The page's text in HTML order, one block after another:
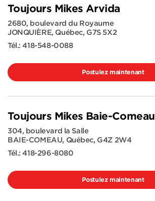
Toujours Mikes Arvida
2680, boulevard du Royaume
JONQUIÈRE, Québec, G7S 5X2
Tél.:418-548-0088
Postulez maintenant
Toujours Mikes Baie-Comeau
304, boulevard la Salle
BAIE-COMEAU, Québec, G4Z 2W4
Tél.:418-296-8080
Postulez maintenant